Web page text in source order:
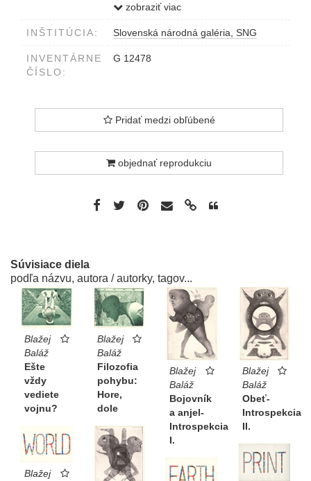
v strede III/XXXV
zobraziť viac
INŠTITÚCIA: Slovenská národná galéria, SNG
INVENTÁRNE
ČÍSLO:
G 12478
Pridať medzi obľúbené
objednať reprodukciu
Súvisiace diela
podľa názvu, autora / autorky, tagov...
Blažej
Baláž
Ešte
vždy
vediete
vojnu?
Blažej
Baláž
Filozofia
pohybu:
Hore,
dole
Blažej
Baláž
Bojovník
a anjel-
Introspekcia
I.
Blažej
Baláž
Obeť-
Introspekcia
II.
Blažej